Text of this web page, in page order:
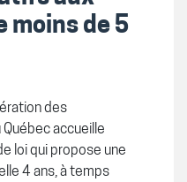
moins de 5
des
accueille
loi qui propose une
4 ans, à temps